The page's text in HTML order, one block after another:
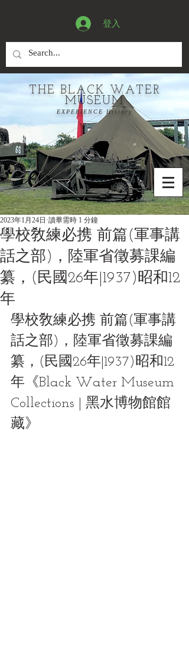
登入
THE BLACK WATER
MUSEUM
EXPERIENCE History
學校敎練必携 前篇(軍事講
話之部)，陸軍省徵募課編
纂，(民國26年|1937)昭和12
年
2023年1月24日 讀畢需時 1 分鐘
學校敎練必携 前篇(軍事講
話之部)，陸軍省徵募課編
纂，(民國26年|1937)昭和12
年《Black Water Museum
Collections | 黑水博物館館
藏》